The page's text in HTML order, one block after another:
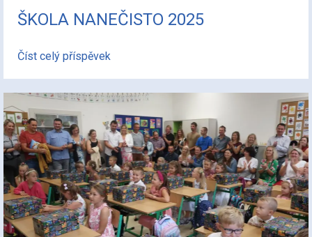
ŠKOLA NANEČISTO 2025
Číst celý příspěvek